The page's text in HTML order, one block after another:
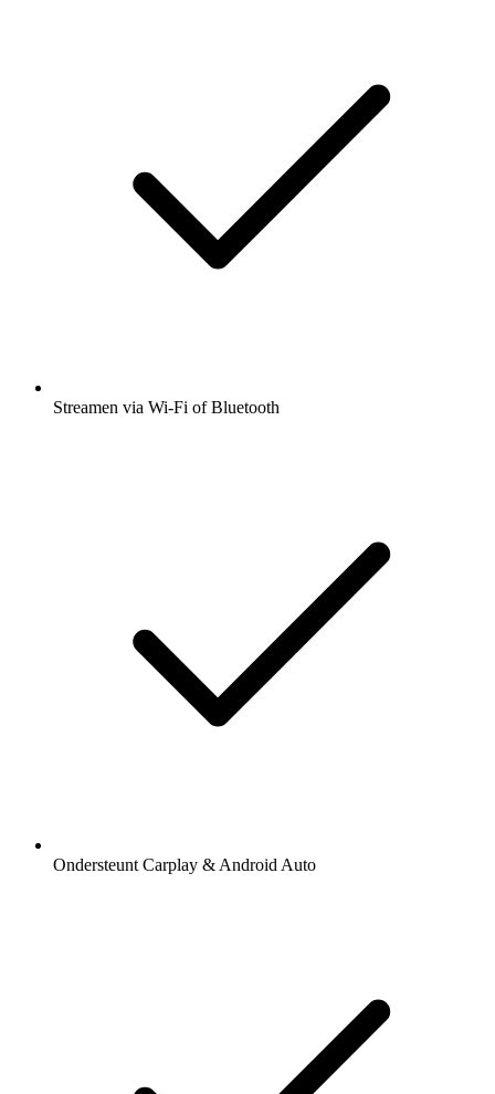
Streamen via Wi-Fi of Bluetooth
Ondersteunt Carplay & Android Auto